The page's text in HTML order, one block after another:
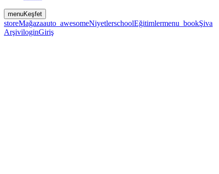
menuKeşfet
storeMağazaauto_awesomeNiyetlerschoolEğitimlermenu_bookŞiva
ArşiviloginGiriş